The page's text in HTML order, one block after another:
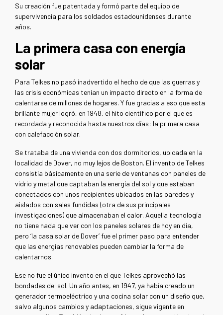
Su creación fue patentada y formó parte del equipo de
supervivencia para los soldados estadounidenses durante
años.
La primera casa con energía
solar
Para Telkes no pasó inadvertido el hecho de que las guerras y
las crisis económicas tenían un impacto directo en la forma de
calentarse de millones de hogares. Y fue gracias a eso que esta
brillante mujer logró, en 1948, el hito científico por el que es
recordada y reconocida hasta nuestros días: la primera casa
con calefacción solar.
Se trataba de una vivienda con dos dormitorios, ubicada en la
localidad de Dover, no muy lejos de Boston. El invento de Telkes
consistía básicamente en una serie de ventanas con paneles de
vidrio y metal que captaban la energía del sol y que estaban
conectados con unos recipientes ubicados en las paredes y
aislados con sales fundidas (otra de sus principales
investigaciones) que almacenaban el calor. Aquella tecnología
no tiene nada que ver con los paneles solares de hoy en día,
pero ‘la casa solar de Dover’ fue el primer paso para entender
que las energías renovables pueden cambiar la forma de
calentarnos.
Ese no fue el único invento en el que Telkes aprovechó las
bondades del sol. Un año antes, en 1947, ya había creado un
generador termoeléctrico y una cocina solar con un diseño que,
salvo algunos cambios y adaptaciones, sigue vigente en